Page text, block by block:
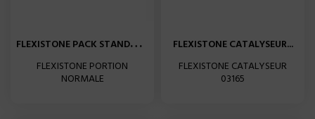
F
LEXISTONE PACK STANDARD...
FLEXISTONE PORTION
NORMALE
FLEXISTONE CATALYSEUR...
FLEXISTONE CATALYSEUR
03165